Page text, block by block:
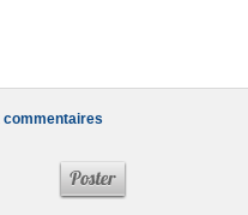
commentaires